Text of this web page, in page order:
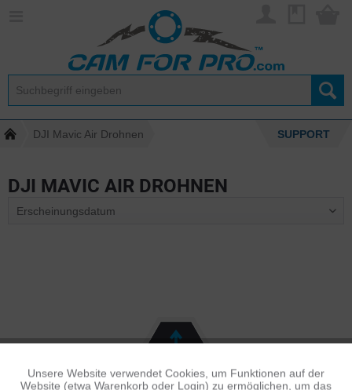
DJI Mavic Air Drohnen SUPPORT
DJI MAVIC AIR DROHNEN
Funktionale Aktiv
Unsere Website verwendet Cookies, um Funktionen auf der
Website (etwa Warenkorb oder Login) zu ermöglichen, um das